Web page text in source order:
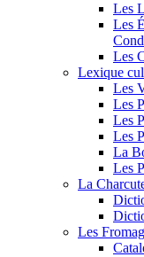
Les
Les
Les
Lexique
Les
Les
Les
Les
La
Les
La
Les